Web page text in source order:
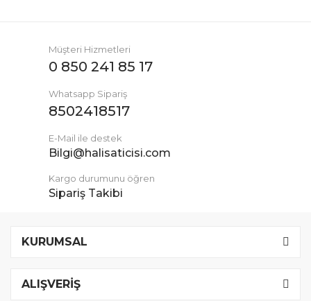
Müşteri Hizmetleri
0 850 241 85 17
Whatsapp Sipariş
8502418517
E-Mail ile destek
Bilgi@halisaticisi.com
Kargo durumunu öğren
Sipariş Takibi
KURUMSAL
ALIŞVERİŞ